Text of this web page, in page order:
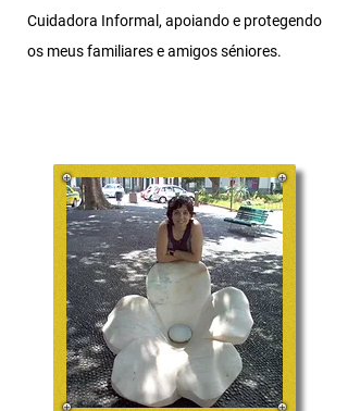
Cuidadora Informal, apoiando e protegendo
os meus familiares e amigos séniores.